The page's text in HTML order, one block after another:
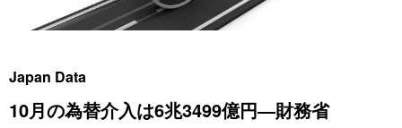
社会
旅と暮らし
Japan Data
10月の為替介入は6兆3499億円―財務省